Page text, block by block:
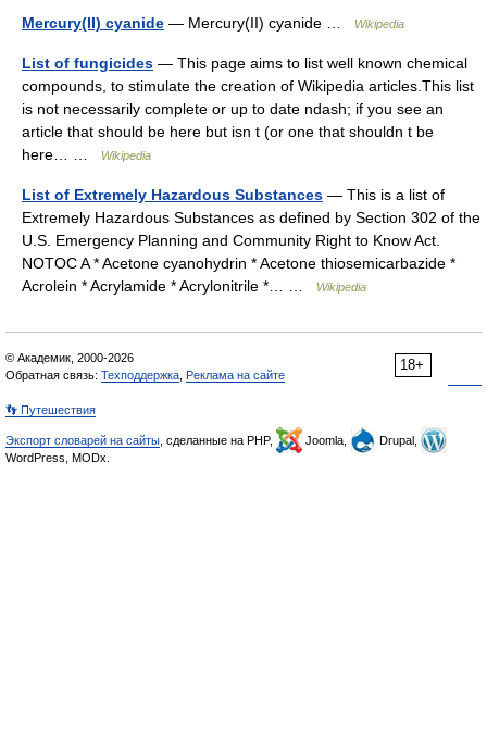
Mercury(II) cyanide — Mercury(II) cyanide … Wikipedia
List of fungicides — This page aims to list well known chemical
compounds, to stimulate the creation of Wikipedia articles.This list
is not necessarily complete or up to date ndash; if you see an
article that should be here but isn t (or one that shouldn t be
here… …
Wikipedia
List of Extremely Hazardous Substances — This is a list of
Extremely Hazardous Substances as defined by Section 302 of the
U.S. Emergency Planning and Community Right to Know Act.
NOTOC A * Acetone cyanohydrin * Acetone thiosemicarbazide *
Acrolein * Acrylamide * Acrylonitrile *… …
Wikipedia
18+
© Академик, 2000-2026
Обратная связь: Техподдержка Реклама на сайте
👣 Путешествия
Экспорт словарей на сайты , сделанные на PHP, Joomla,
Drupal,
WordPress, MODx.